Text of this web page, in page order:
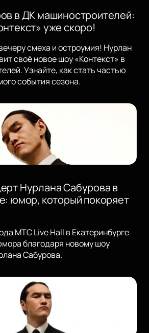
в ДК машиностроителей:
уже скоро!
смеха и остроумия! Нурлан
своё новое шоу «Контекст» в
Узнайте, как стать частью
события сезона.
Нурлана Сабурова в
юмор, который покоряет
MTC Live Hall в Екатеринбурге
благодаря новому шоу
Сабурова.